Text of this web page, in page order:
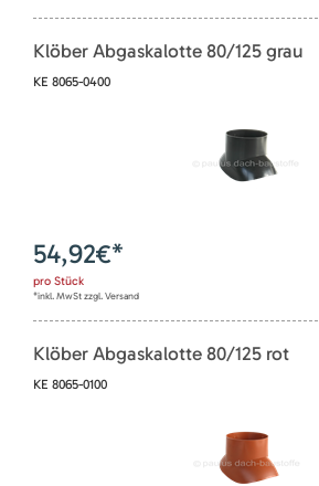
Klöber Abgaskalotte 80/125 grau
KE 8065-0400
54,92€*
pro Stück
*inkl. MwSt zzgl. Versand
Klöber Abgaskalotte 80/125 rot
KE 8065-0100